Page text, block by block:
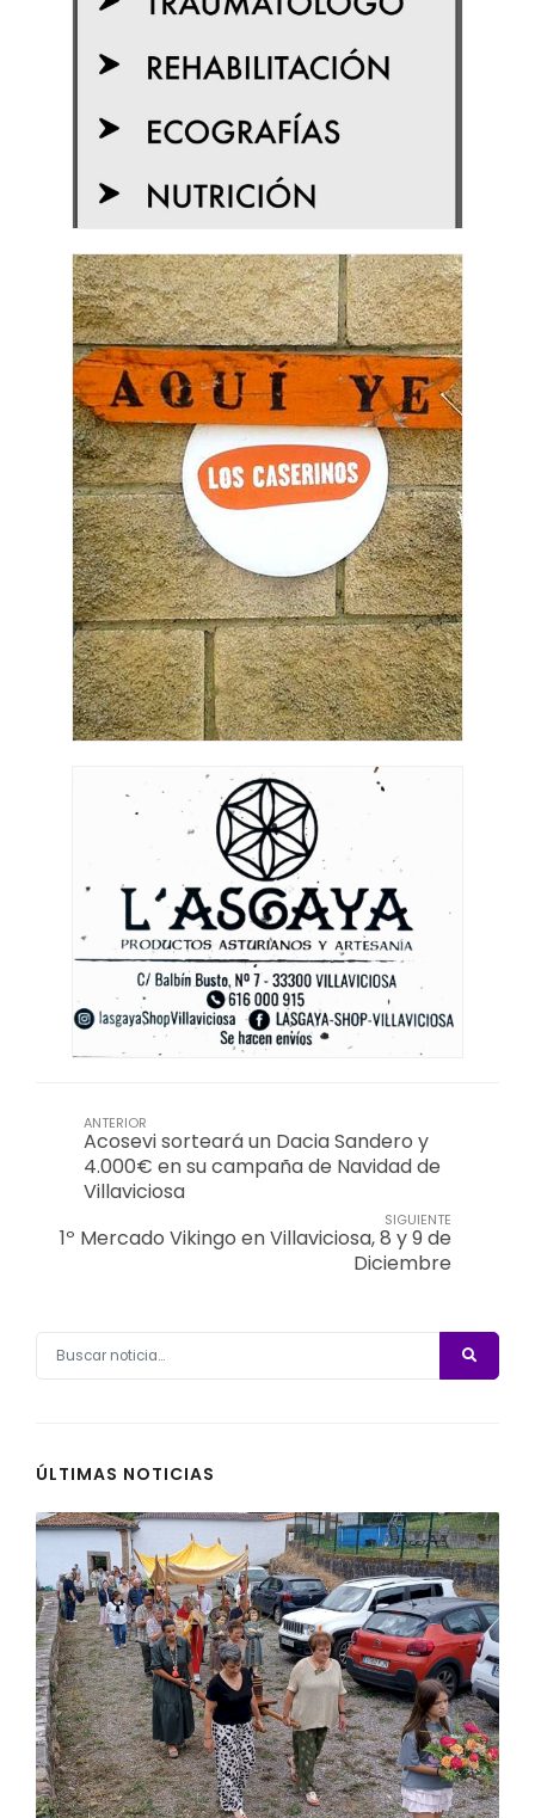
ANTERIOR
Acosevi sorteará un Dacia Sandero y
4.000€ en su campaña de Navidad de
Villaviciosa
SIGUIENTE
1º Mercado Vikingo en Villaviciosa, 8 y 9 de
Diciembre
ÚLTIMAS NOTICIAS